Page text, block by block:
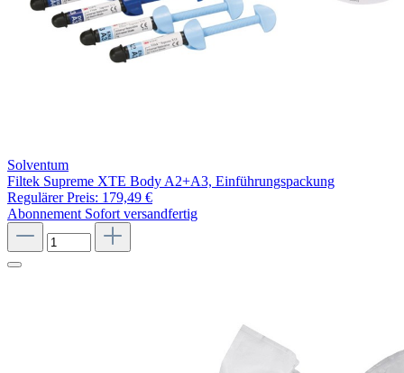
Solventum
Filtek Supreme XTE Body A2+A3, Einführungspackung
Regulärer Preis: 179,49 €
Abonnement Sofort versandfertig